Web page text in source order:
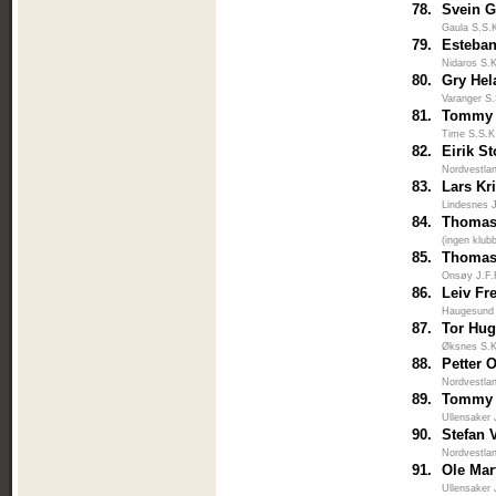
78. Svein
Gaula
79.
Nidaros
80. Gry
Varanger
81.
Time S.S.K
82. Eirik
83. Lars
Lindesnes
84.
(ingen
85.
Onsøy
86. Leiv
87. Tor
Øksnes
88. Petter
89.
Ullensaker
90. Stefan
91. Ole
Ullensaker